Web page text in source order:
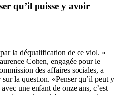
qu’il puisse y avoir
la déqualification de ce viol. »
Cohen, engagée pour le
des affaires sociales, a
la question. «Penser qu’il peut y
une enfant de onze ans, c’est